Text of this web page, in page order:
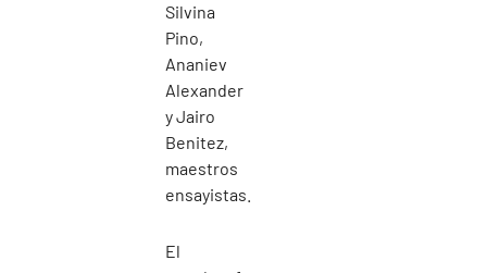
Silvina
Pino,
Ananiev
Alexander
y Jairo
Benitez,
maestros
ensayistas.
El